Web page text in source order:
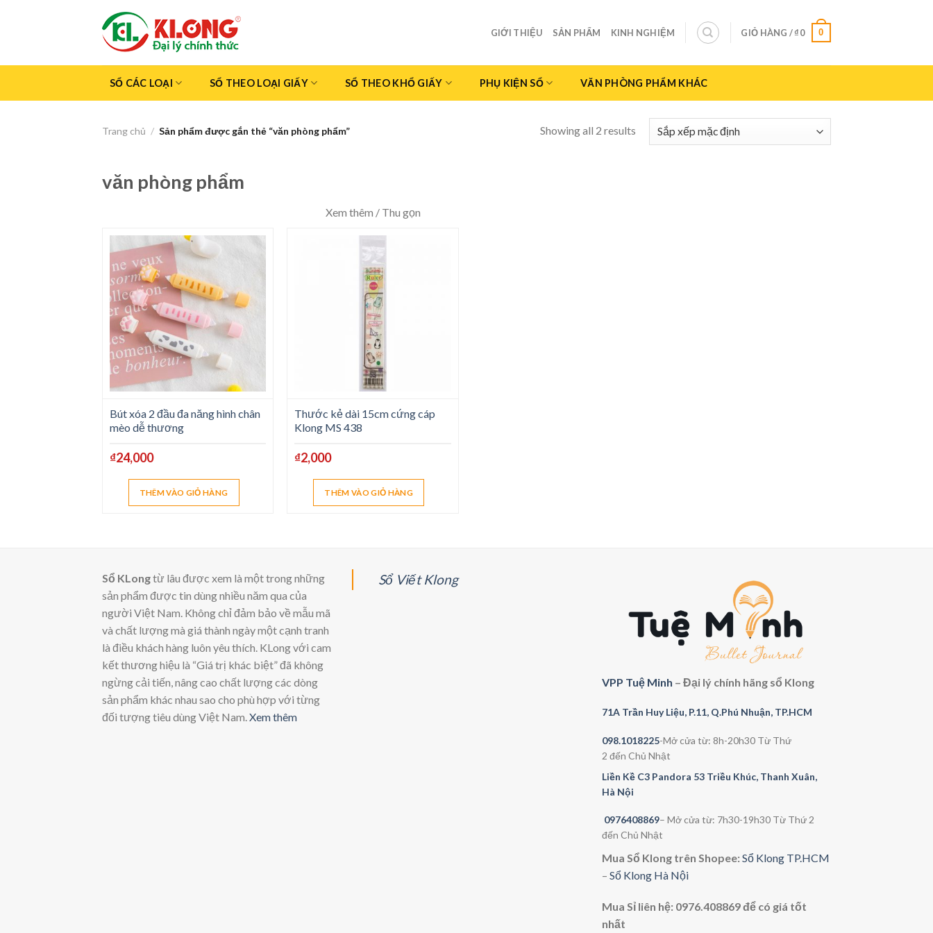
GIỚI THIỆU SẢN PHẨM KINH NGHIỆM GIỎ HÀNG /₫0 0
SỔ CÁC LOẠI SỔ THEO LOẠI GIẤY SỔ THEO KHỔ GIẤY PHỤ KIỆN SỔ VĂN PHÒNG PHẨM KHÁC
Trang chủ / Sản phẩm được gắn thẻ “văn phòng phẩm” Showing all 2 results
văn phòng phẩm
Xem thêm / Thu gọn
Bút xóa 2 đầu đa năng hình chân
mèo dễ thương
₫24,000
THÊM VÀO GIỎ HÀNG
Thước kẻ dài 15cm cứng cáp
Klong MS 438
₫2,000
THÊM VÀO GIỎ HÀNG
Sổ KLongtừ lâu được xem là một trong những
sản phẩm được tin dùng nhiều năm qua của
người Việt Nam. Không chỉ đảm bảo về mẫu mã
và chất lượng mà giá thành ngày một cạnh tranh
là điều khách hàng luôn yêu thích. KLong với cam
kết thương hiệu là “Giá trị khác biệt” đã không
ngừng cải tiến, nâng cao chất lượng các dòng
sản phẩm khác nhau sao cho phù hợp với từng
đối tượng tiêu dùng Việt Nam.Xem thêm
Sổ Viết Klong
VPP Tuệ Minh – Đại lý chính hãng sổ Klong
71A Trần Huy Liệu, P.11, Q.Phú Nhuận, TP.HCM
098.1018225-Mở cửa từ: 8h-20h30 Từ Thứ
2 đến Chủ Nhật
Liền Kề C3 Pandora 53 Triều Khúc, Thanh Xuân,
Hà Nội
0976408869– Mở cửa từ: 7h30-19h30 Từ Thứ 2
đến Chủ Nhật
Mua Sổ Klong trên Shopee:Sổ Klong TP.HCM
– Sổ Klong Hà Nội
Mua Sỉ liên hệ: 0976.408869 để có giá tốt
nhất